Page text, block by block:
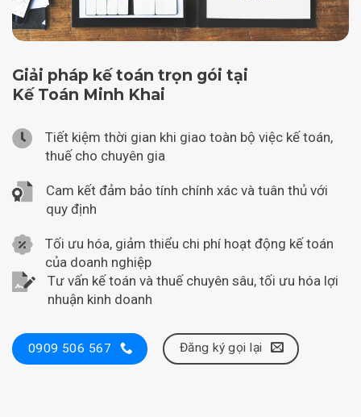
Giải pháp kế toán trọn gói tại
Kế Toán Minh Khai
Tiết kiệm thời gian khi giao toàn bộ việc kế toán,
thuế cho chuyên gia
Cam kết đảm bảo tính chính xác và tuân thủ với
quy định
Tối ưu hóa, giảm thiểu chi phí hoạt động kế toán
của doanh nghiệp
Tư vấn kế toán và thuế chuyên sâu, tối ưu hóa lợi
nhuận kinh doanh
0909 506 567 Đăng ký gọi lại